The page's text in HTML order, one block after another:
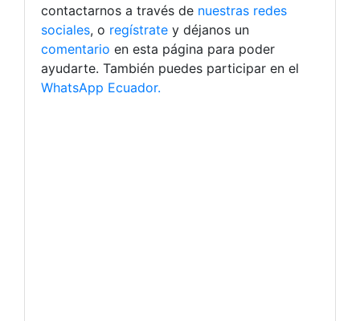
contactarnos a través de nuestras redes
sociales, o regístrate y déjanos un
comentario en esta página para poder
ayudarte. También puedes participar en el
WhatsApp Ecuador.